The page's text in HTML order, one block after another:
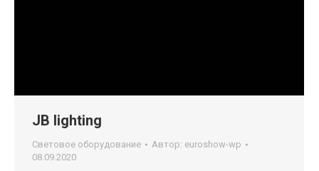
JB lighting
Световое оборудование Автор: euroshow-wp
08.09.2020